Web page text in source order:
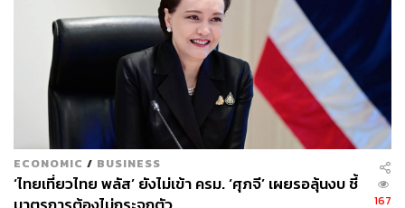
ขณะเดียวกันนายกรัฐมนตรีได้ลุกขึ้นชี้แจงโดยระบุว่า ขอให้
ใจเย็นนิดหนึ่ง ยังเช้าอยู่เลย วันนี้เราอยู่ดึก พร้อมขอให้วิโรจน์
ยิ้มแย้มบ้าง สมาชิกบางท่านยังทำหน้าขึงขังอยู่เลย ทั้งนี้ ไทย
เป็นประเทศที่โชคดีเพราะเป็นที่ต้องการของแรงงาน และมี
อัตราการว่างงานต่ำกว่า 1% แต่ถือเป็นความโชคดีบนความ
โชคร้ายเพราะเรามีงานทำแต่ความต้องการมีมาก ฉะนั้น
จำเป็นต้องพึ่งแรงงานต่างด้าว โดยจะต้องดูแลเรื่องสิทธิ
มนุษยชน ศักดิ์ศรี ความปลอดภัย และความมั่นคงที่พึงจะได้
ECONOMIC / BUSINESS
‘ไทยเที่ยวไทย พลัส’ ยังไม่เข้า ครม. ‘ศุภจี’ เผยรอลุ้นงบ ชี้
167